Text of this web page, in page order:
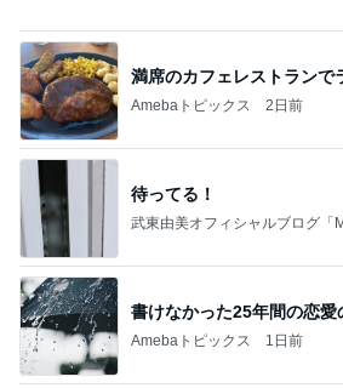
待ってる！
武東由美オフィシャルブログ「
書けなかった25年間の恋愛
Amebaトピックス 1日前
8月6日「めざましテレビ」
セレクションの小花刺繍タ
ン
れなのブログ 1日前